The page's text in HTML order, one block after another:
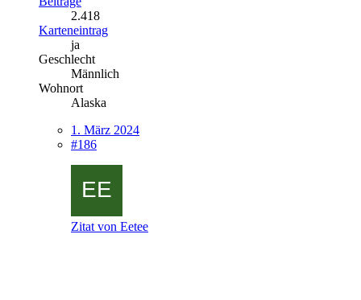
2.418
Karteneintrag
ja
Geschlecht
Männlich
Wohnort
Alaska
1. März 2024
#186
Zitat von Eetee